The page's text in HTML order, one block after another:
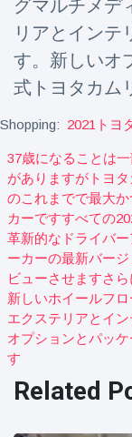
of
16
16
グマルチメデ
リアとインテ
す。新しいオ
式トヨタカム
Shopping: 2021トヨ
37歳になることは
がありますがトヨ
のこれまでで最大
カーですすべての
革新的なドライバ
ーカーの最新バー
ビューさせますさ
新しいホイールフ
エクステリアとイ
オプションとパッ
す
Related